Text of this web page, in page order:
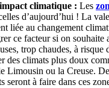
climatique : Les
d’aujourd’hui ! La
liée au changement
ce facteur si on souhaite
trop chaudes, à
des climats plus doux
Limousin ou la Creuse.
seront à faire dans ces